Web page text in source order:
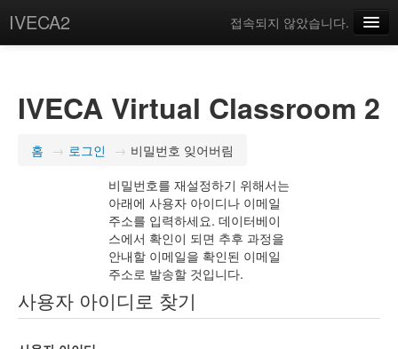
IVECA2
접속되지 않았습니다.
IVECA Virtual Classroom 2
홈 → 로그인 → 비밀번호 잊어버림
비밀번호를 재설정하기 위해서는
아래에 사용자 아이디나 이메일
주소를 입력하세요. 데이터베이
스에서 확인이 되면 추후 과정을
안내할 이메일을 확인된 이메일
주소로 발송할 것입니다.
사용자 아이디로 찾기